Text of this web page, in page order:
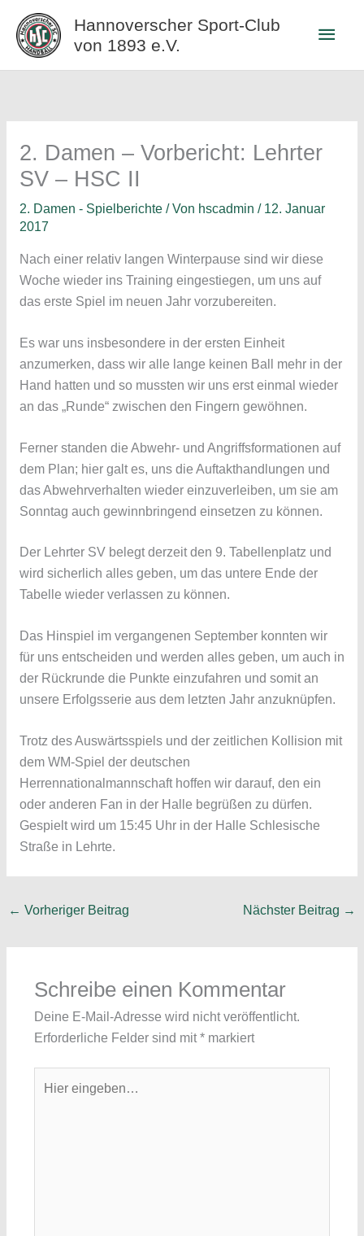
Inhalt
springen
Hannoverscher Sport-Club
von 1893 e.V.
2. Damen – Vorbericht: Lehrter
SV – HSC II
2. Damen - Spielberichte/ Von hscadmin / 12. Januar
2017
Nach einer relativ langen Winterpause sind wir diese
Woche wieder ins Training eingestiegen, um uns auf
das erste Spiel im neuen Jahr vorzubereiten.
Es war uns insbesondere in der ersten Einheit
anzumerken, dass wir alle lange keinen Ball mehr in der
Hand hatten und so mussten wir uns erst einmal wieder
an das „Runde“ zwischen den Fingern gewöhnen.
Ferner standen die Abwehr- und Angriffsformationen auf
dem Plan; hier galt es, uns die Auftakthandlungen und
das Abwehrverhalten wieder einzuverleiben, um sie am
Sonntag auch gewinnbringend einsetzen zu können.
Der Lehrter SV belegt derzeit den 9. Tabellenplatz und
wird sicherlich alles geben, um das untere Ende der
Tabelle wieder verlassen zu können.
Das Hinspiel im vergangenen September konnten wir
für uns entscheiden und werden alles geben, um auch in
der Rückrunde die Punkte einzufahren und somit an
unsere Erfolgsserie aus dem letzten Jahr anzuknüpfen.
Trotz des Auswärtsspiels und der zeitlichen Kollision mit
dem WM-Spiel der deutschen
Herrennationalmannschaft hoffen wir darauf, den ein
oder anderen Fan in der Halle begrüßen zu dürfen.
Gespielt wird um 15:45 Uhr in der Halle Schlesische
Straße in Lehrte.
← Vorheriger Beitrag Nächster Beitrag →
Schreibe einen Kommentar
Deine E-Mail-Adresse wird nicht veröffentlicht.
Erforderliche Felder sind mit*markiert
eingeben…